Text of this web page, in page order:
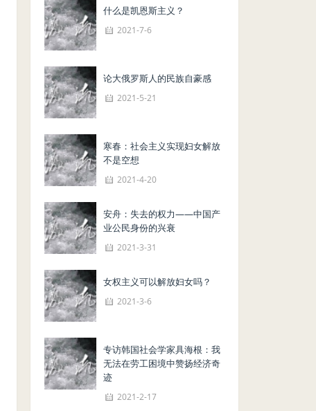
什么是凯恩斯主义？
2021-7-6
论大俄罗斯人的民族自豪感
2021-5-21
寒春：社会主义实现妇女解放
不是空想
2021-4-20
安舟：失去的权力——中国产
业公民身份的兴衰
2021-3-31
女权主义可以解放妇女吗？
2021-3-6
专访韩国社会学家具海根：我
无法在劳工困境中赞扬经济奇
迹
2021-2-17